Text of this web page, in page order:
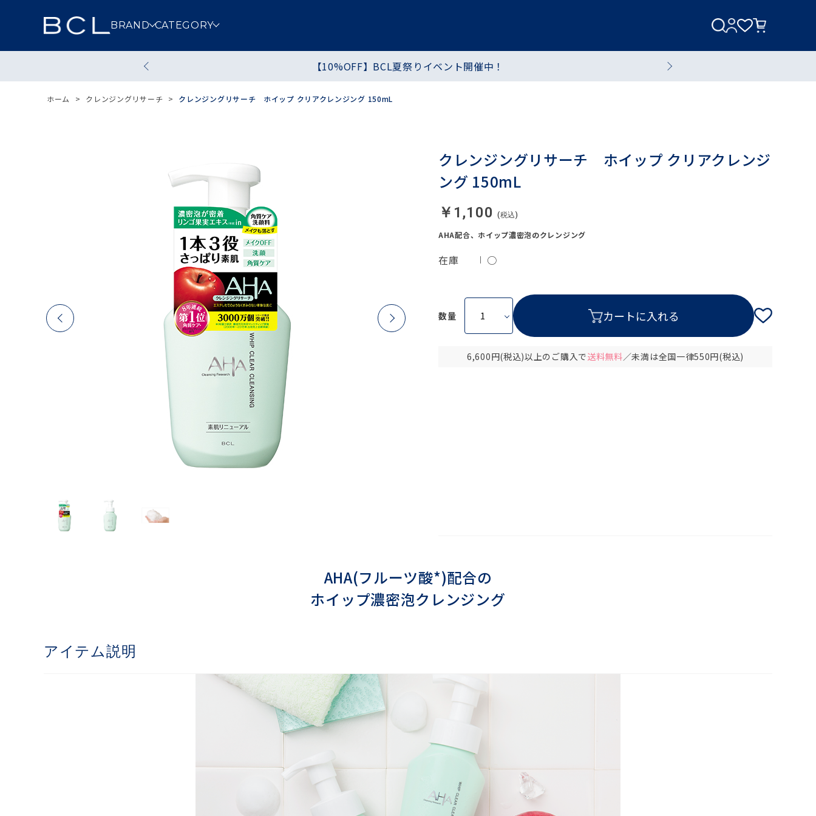
BRAND CATEGORY
スキンケア メイクアップ ヘア・ハンド・ボディ
化粧水・乳液・クリーム
美容液
【10%OFF】BCL夏祭りイベント開催中！
ホーム > クレンジングリサーチ > クレンジングリサーチ ホイップ クリアクレンジング 150mL
AHA配合、ホイップ濃密泡のクレンジング
クレンジングリサーチ ホイップ クリアクレンジ
ング 150mL
￥1,100
在庫 ○
数量
6,600円(税込)以上のご購入で送料無料／未満は全国一律550円(税込)
AHA(フルーツ酸*)配合の
ホイップ濃密泡クレンジング
アイテム説明